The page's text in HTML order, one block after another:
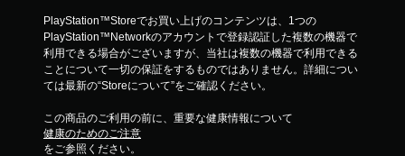
PlayStation™Storeでお買い上げのコンテンツは、1つの
PlayStation™Networkのアカウントで登録認証した複数の機器で
利用できる場合がございますが、当社は複数の機器で利用できる
ことについて一切の保証をするものではありません。詳細につい
ては最新の“Storeについて”をご確認ください。
この商品のご利用の前に、重要な健康情報について
健康のためのご注意
をご参照ください。